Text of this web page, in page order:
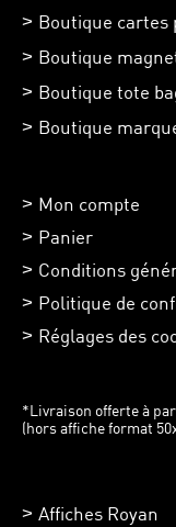
Boutique cartes
Boutique
Boutique tote
Boutique
Mon compte
Panier
Conditions
Politique de
Réglages des
*Livraison offerte à
(hors affiche format
Affiches Royan